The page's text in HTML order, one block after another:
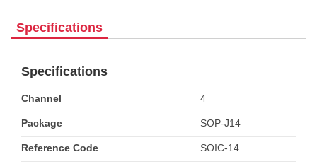
Specifications
Specifications
Channel 4
Package SOP-J14
Reference Code SOIC-14